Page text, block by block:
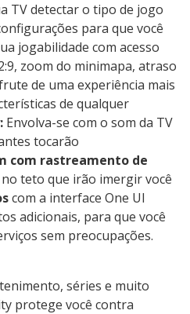
TV detectar o tipo de jogo
para que você
jogabilidade com acesso
zoom do minimapa, atraso
de uma experiência mais
de qualquer
Envolva-se com o som da TV
tocarão
com rastreamento de
teto que irão imergir você
com a interface One UI
adicionais, para que você
sem preocupações.
séries e muito
protege você contra